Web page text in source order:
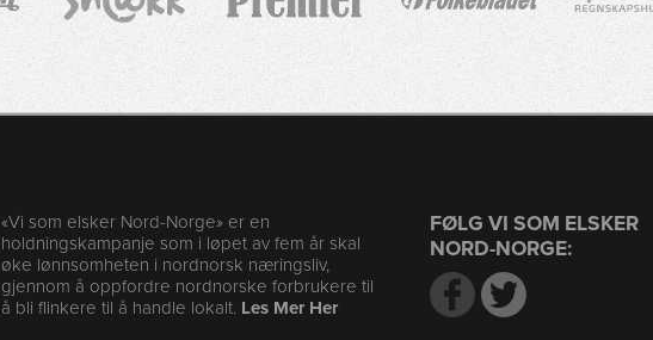
«Vi som elsker Nord-Norge» er en
holdningskampanje som i løpet av fem år skal
øke lønnsomheten i nordnorsk næringsliv,
gjennom å oppfordre nordnorske forbrukere til
å bli flinkere til å handle lokalt. Les Mer Her
FØLG VI SOM ELSKER
NORD-NORGE: